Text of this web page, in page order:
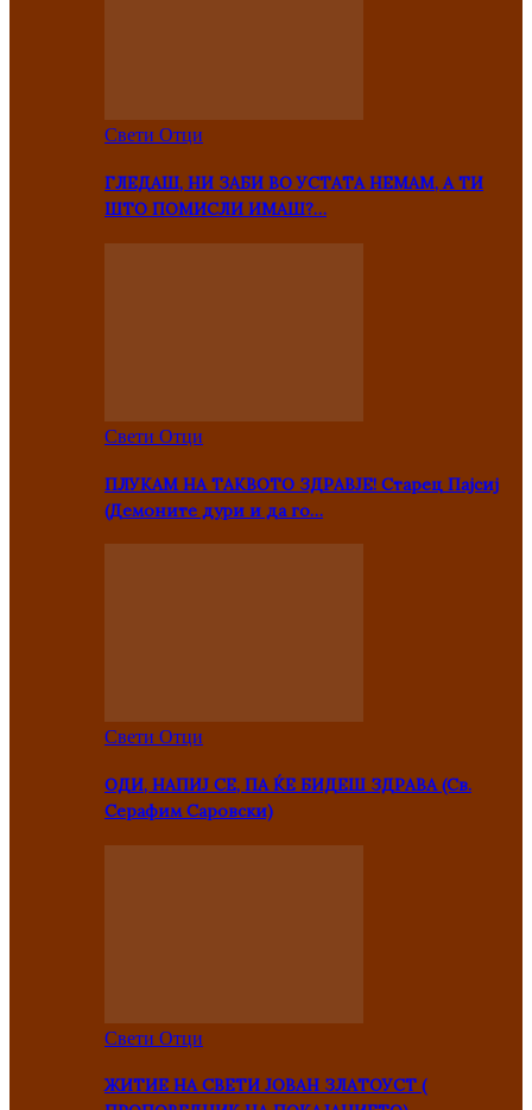
Свети Отци
ГЛЕДАШ, НИ ЗАБИ ВО УСТАТА НЕМАМ, А ТИ
ШТО ПОМИСЛИ ИМАШ?…
Свети Отци
ПЛУКАМ НА ТАКВОТО ЗДРАВЈЕ! Старец Пајсиј
(Демоните дури и да го…
Свети Отци
ОДИ, НАПИЈ СЕ, ПА ЌЕ БИДЕШ ЗДРАВА (Св.
Серафим Саровски)
Свети Отци
ЖИТИЕ НА СВЕТИ ЈОВАН ЗЛАТОУСТ (